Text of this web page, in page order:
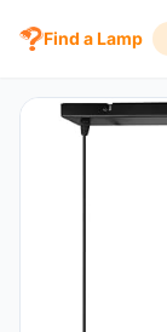
Find a Lamp